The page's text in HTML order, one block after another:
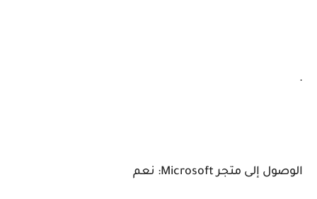
.
الوصول إلى متجر Microsoft: نعم